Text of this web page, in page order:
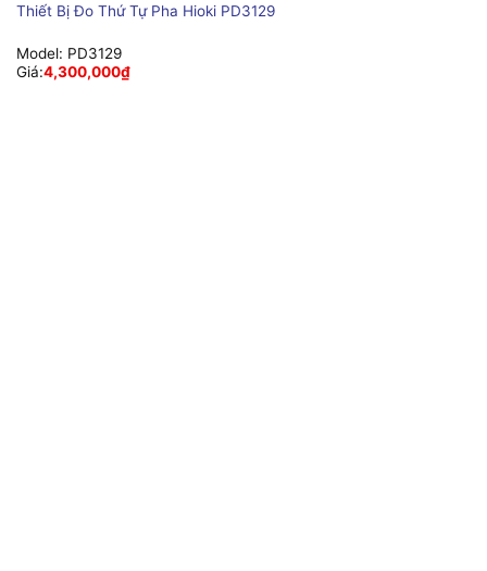
Thiết Bị Đo Thứ Tự Pha Hioki PD3129
Model: PD3129
Giá:4,300,000₫